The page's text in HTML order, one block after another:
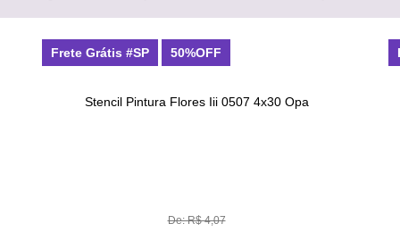
Stencil Pintura Flores Iii 0507 4x30 Opa
De: R$ 4,07
Frete Grátis #SP 50%OFF